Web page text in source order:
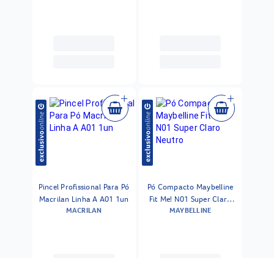
Pincel Profissional Para Pó
Macrilan Linha A A01 1un
MACRILAN
Pó Compacto Maybelline
Fit Me! N01 Super Claro
Neutro
MAYBELLINE